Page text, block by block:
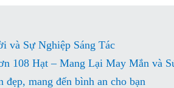
và Sự Nghiệp Sáng Tác
108 Hạt – Mang Lại May Mắn và
mang đến bình an cho bạn